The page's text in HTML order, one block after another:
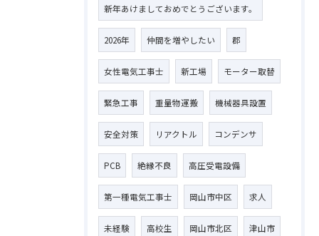
新年あけましておめでとうございます。
2026年 仲間を増やしたい 郡
女性電気工事士 新工場 モーター取替
緊急工事 重量物運搬 機械器具設置
安全対策 リアクトル コンデンサ
PCB 絶縁不良 高圧受電設備
第一種電気工事士 岡山市中区 求人
未経験 高校生 岡山市北区 津山市
お問い合わせはこちら